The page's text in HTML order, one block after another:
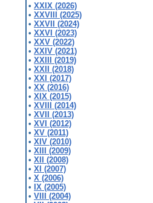
• XXIX (2026)
• XXVIII (2025)
• XXVII (2024)
• XXVI (2023)
• XXV (2022)
• XXIV (2021)
• XXIII (2019)
• XXII (2018)
• XXI (2017)
• XX (2016)
• XIX (2015)
• XVIII (2014)
• XVII (2013)
• XVI (2012)
• XV (2011)
• XIV (2010)
• XIII (2009)
• XII (2008)
• XI (2007)
• X (2006)
• IX (2005)
• VIII (2004)